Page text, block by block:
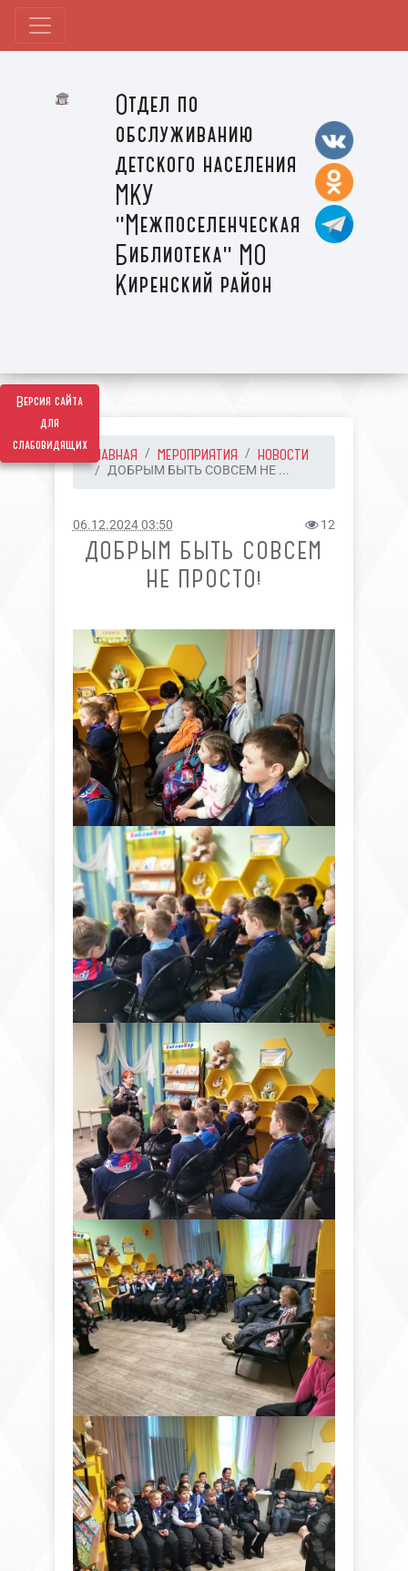
Версия сайта
для
слабовидящих
Отдел по
обслуживанию
детского населения
МКУ
"Межпоселенческая
Библиотека" МО
Киренский район
ГЛАВНАЯ МЕРОПРИЯТИЯ НОВОСТИ
ДОБРЫМ БЫТЬ СОВСЕМ НЕ ...
06.12.2024 03:50 12
ДОБРЫМ БЫТЬ СОВСЕМ
НЕ ПРОСТО!